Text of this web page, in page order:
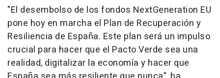
"El desembolso de los fondos NextGeneration EU
pone hoy en marcha el Plan de Recuperación y
Resiliencia de España. Este plan será un impulso
crucial para hacer que el Pacto Verde sea una
realidad, digitalizar la economía y hacer que